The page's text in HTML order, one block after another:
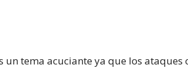
tema acuciante ya que los ataques